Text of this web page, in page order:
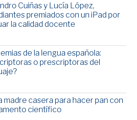
Cuiñas y Lucía López,
premiados con un iPad por
la calidad docente
de la lengua española:
o prescriptoras del
madre casera para hacer pan con
científico